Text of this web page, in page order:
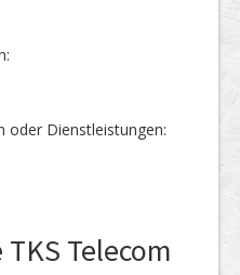
oder Dienstleistungen:
Telecom